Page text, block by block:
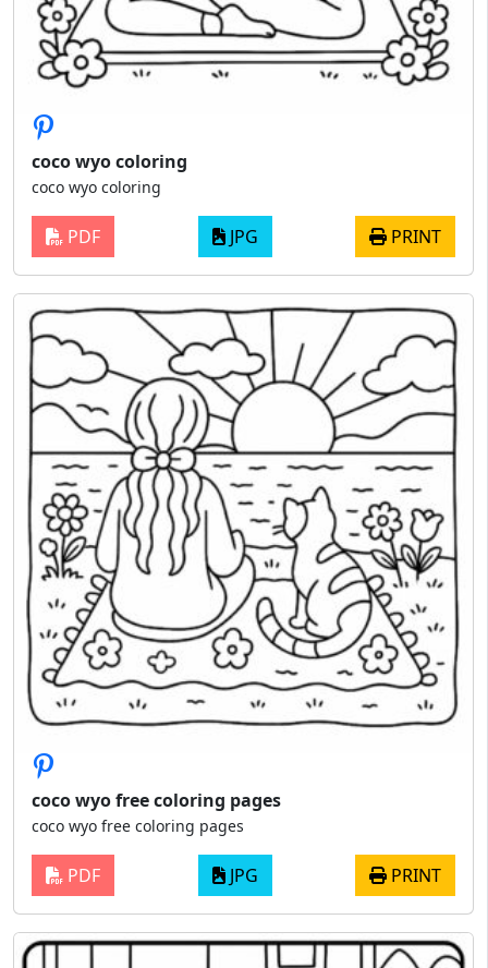
coco wyo coloring
coco wyo coloring
PDF JPG PRINT
coco wyo free coloring pages
coco wyo free coloring pages
PDF JPG PRINT